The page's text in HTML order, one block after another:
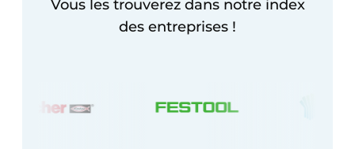
Vous les trouverez dans notre index
des entreprises !